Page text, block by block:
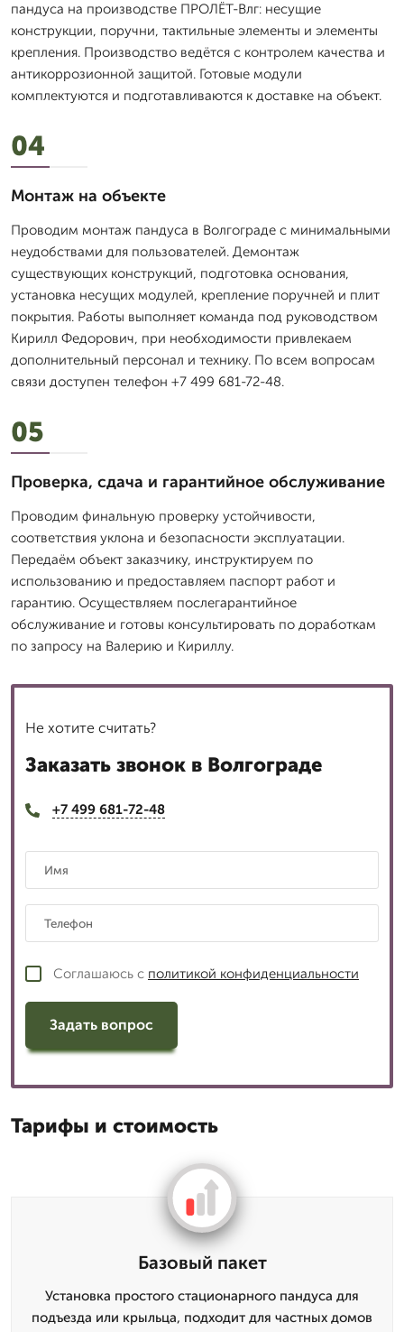
пандуса на производстве ПРОЛЁТ-Влг: несущие
конструкции, поручни, тактильные элементы и элементы
крепления. Производство ведётся с контролем качества и
антикоррозионной защитой. Готовые модули
комплектуются и подготавливаются к доставке на объект.
04
Монтаж на объекте
Проводим монтаж пандуса в Волгограде с минимальными
неудобствами для пользователей. Демонтаж
существующих конструкций, подготовка основания,
установка несущих модулей, крепление поручней и плит
покрытия. Работы выполняет команда под руководством
Кирилл Федорович, при необходимости привлекаем
дополнительный персонал и технику. По всем вопросам
связи доступен телефон +7 499 681-72-48.
05
Проверка, сдача и гарантийное обслуживание
Проводим финальную проверку устойчивости,
соответствия уклона и безопасности эксплуатации.
Передаём объект заказчику, инструктируем по
использованию и предоставляем паспорт работ и
гарантию. Осуществляем послегарантийное
обслуживание и готовы консультировать по доработкам
по запросу на Валерию и Кириллу.
Не хотите считать?
Заказать звонок в Волгограде
+7 499 681-72-48
Соглашаюсь с политикой конфиденциальности
Задать вопрос
Тарифы и стоимость
Базовый пакет
Установка простого стационарного пандуса для
подъезда или крыльца, подходит для частных домов